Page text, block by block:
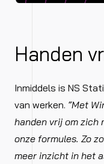
Handen
Inmiddels is NS
van werken. “Met
handen vrij om zich
onze formules. Zo
meer inzicht in het